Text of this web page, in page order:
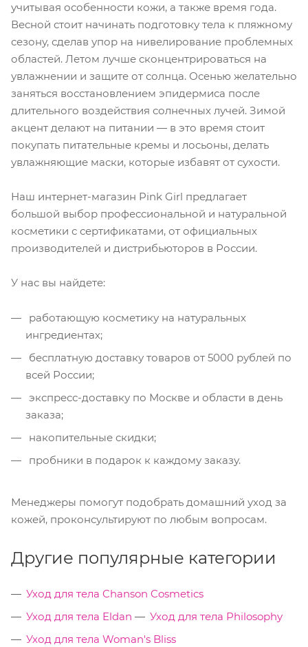
учитывая особенности кожи, а также время года.
Весной стоит начинать подготовку тела к пляжному
сезону, сделав упор на нивелирование проблемных
областей. Летом лучше сконцентрироваться на
увлажнении и защите от солнца. Осенью желательно
заняться восстановлением эпидермиса после
длительного воздействия солнечных лучей. Зимой
акцент делают на питании — в это время стоит
покупать питательные кремы и лосьоны, делать
увлажняющие маски, которые избавят от сухости.
Наш интернет-магазин Pink Girl предлагает
большой выбор профессиональной и натуральной
косметики с сертификатами, от официальных
производителей и дистрибьюторов в России.
У нас вы найдете:
работающую косметику на натуральных
ингредиентах;
бесплатную доставку товаров от 5000 рублей по
всей России;
экспресс-доставку по Москве и области в день
заказа;
накопительные скидки;
пробники в подарок к каждому заказу.
Менеджеры помогут подобрать домашний уход за
кожей, проконсультируют по любым вопросам.
Другие популярные категории
Уход для тела Chanson Cosmetics
Уход для тела Eldan
Уход для тела Philosophy
Уход для тела Woman's Bliss